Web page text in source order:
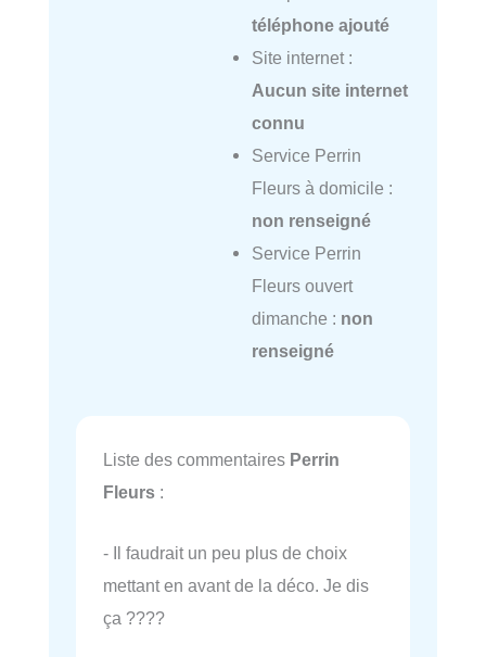
téléphone ajouté
Site internet :
Aucun site internet
connu
Service Perrin
Fleurs à domicile :
non renseigné
Service Perrin
Fleurs ouvert
dimanche : non
renseigné
Liste des commentaires Perrin
Fleurs :
- Il faudrait un peu plus de choix
mettant en avant de la déco. Je dis
ça ????